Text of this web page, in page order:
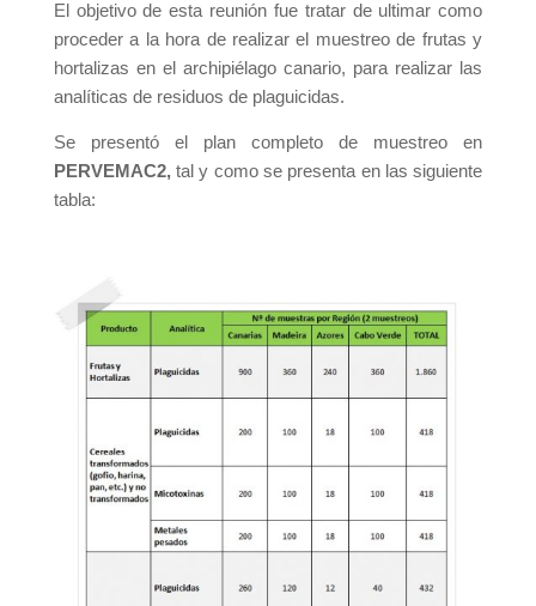
El objetivo de esta reunión fue tratar de ultimar como
proceder a la hora de realizar el muestreo de frutas y
hortalizas en el archipiélago canario, para realizar las
analíticas de residuos de plaguicidas.
Se presentó el plan completo de muestreo en
PERVEMAC2,tal y como se presenta en las siguiente
tabla: